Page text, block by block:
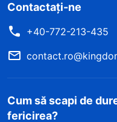
Contactați-ne
+40-772-213-435
Cum să scapi de
fericirea?